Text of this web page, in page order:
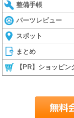
整備手帳
パーツレビュー
スポット
まとめ
【PR】ショッピン